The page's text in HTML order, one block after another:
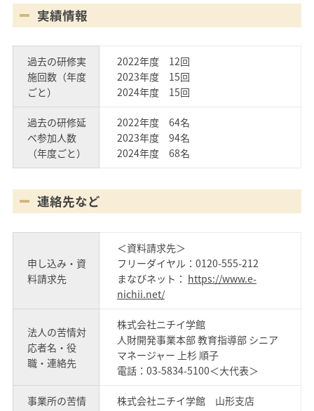
実績情報
過去の研修実
施回数（年度
ごと）
2022年度 12回
2023年度 15回
2024年度 15回
過去の研修延
べ参加人数
（年度ごと）
2022年度 64名
2023年度 94名
2024年度 68名
連絡先など
申し込み・資
料請求先
＜資料請求先＞
フリーダイヤル：0120-555-212
まなびネット： https://www.e-
nichii.net/
法人の苦情対
応者名・役
職・連絡先
株式会社ニチイ学館
人財開発事業本部 教育指導部 シニア
マネージャー 上杉 順子
電話：03-5834-5100＜大代表＞
事業所の苦情
株式会社ニチイ学館 山形支店